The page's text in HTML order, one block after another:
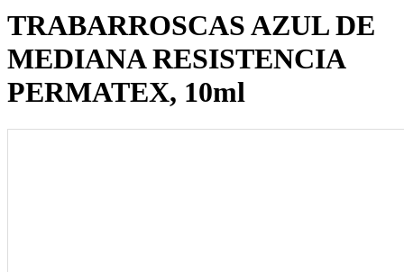
TRABARROSCAS AZUL DE
MEDIANA RESISTENCIA
PERMATEX, 10ml